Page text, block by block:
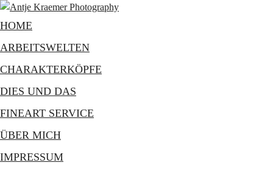
HOME
ARBEITSWELTEN
CHARAKTERKÖPFE
DIES UND DAS
FINEART SERVICE
ÜBER MICH
IMPRESSUM